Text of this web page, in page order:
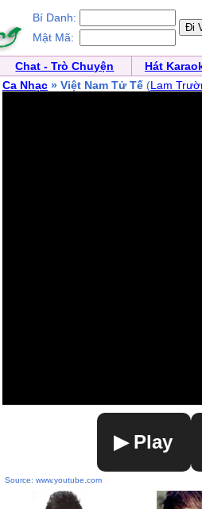
Bí Danh:
Mật Mã:
Chat - Trò Chuyện
Hát
Ca Nhạc » Việt Nam Tử Tế (Lam
▶ Play
Source: www.youtube.com